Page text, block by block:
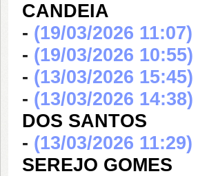
CANDEIA
- (19/03/2026 11:07)
- (19/03/2026 10:55)
- (13/03/2026 15:45)
- (13/03/2026 14:38)
DOS SANTOS
- (13/03/2026 11:29)
SEREJO GOMES